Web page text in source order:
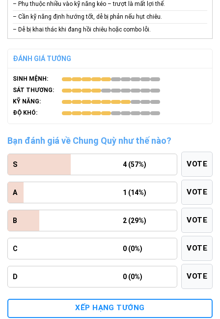
– Phụ thuộc nhiều vào kỹ năng kéo – trượt là mất lợi thế.
– Cần kỹ năng định hướng tốt, dễ bị phản nếu hụt chiêu.
– Dễ bị khai thác khi đang hồi chiêu hoặc combo lỗi.
ĐÁNH GIÁ TƯỚNG
SINH MỆNH:
SÁT THƯƠNG:
KỸ NĂNG:
ĐỘ KHÓ:
Bạn đánh giá về Chung Quỳ như thế nào?
S 4 (57%) VOTE
A 1 (14%) VOTE
B 2 (29%) VOTE
C 0 (0%) VOTE
D 0 (0%) VOTE
XẾP HẠNG TƯỚNG